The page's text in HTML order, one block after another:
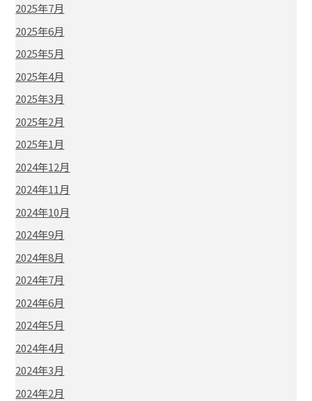
2025年7月
2025年6月
2025年5月
2025年4月
2025年3月
2025年2月
2025年1月
2024年12月
2024年11月
2024年10月
2024年9月
2024年8月
2024年7月
2024年6月
2024年5月
2024年4月
2024年3月
2024年2月